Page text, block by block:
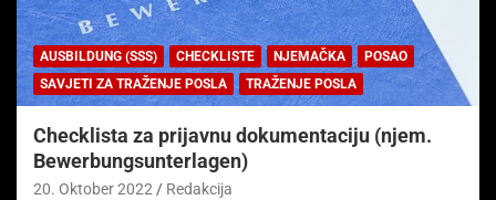
AUSBILDUNG (SSS) CHECKLISTE NJEMAČKA
POSAO
SAVJETI ZA TRAŽENJE POSLA
TRAŽENJE POSLA
Checklista za prijavnu dokumentaciju (njem.
Bewerbungsunterlagen)
20. Oktober 2022 Redakcija